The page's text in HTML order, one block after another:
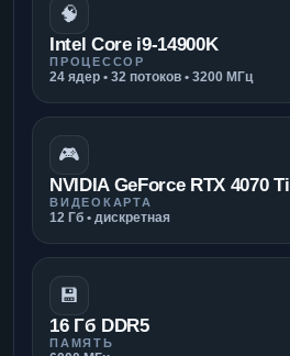
🧠
Intel Core i9-14900K
ПРОЦЕССОР
24 ядер • 32 потоков • 3200 МГц
🎮
NVIDIA GeForce RTX 4070 Ti
ВИДЕОКАРТА
12 Гб • дискретная
💾
16 Гб DDR5
ПАМЯТЬ